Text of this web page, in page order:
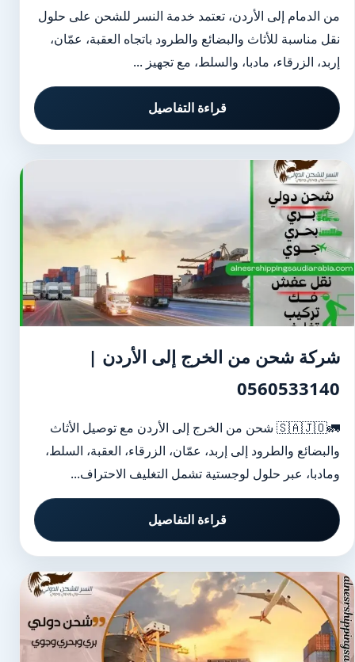
من الدمام إلى الأردن، تعتمد خدمة النسر للشحن على حلول
نقل مناسبة للأثاث والبضائع والطرود باتجاه العقبة، عمّان،
إربد، الزرقاء، مادبا، والسلط، مع تجهيز ...
قراءة التفاصيل
شركة شحن من الخرج إلى الأردن |
0560533140
🚛🇸🇦🇯🇴 شحن من الخرج إلى الأردن مع توصيل الأثاث
والبضائع والطرود إلى إربد، عمّان، الزرقاء، العقبة، السلط،
ومادبا، عبر حلول لوجستية تشمل التغليف الاحتراف...
قراءة التفاصيل